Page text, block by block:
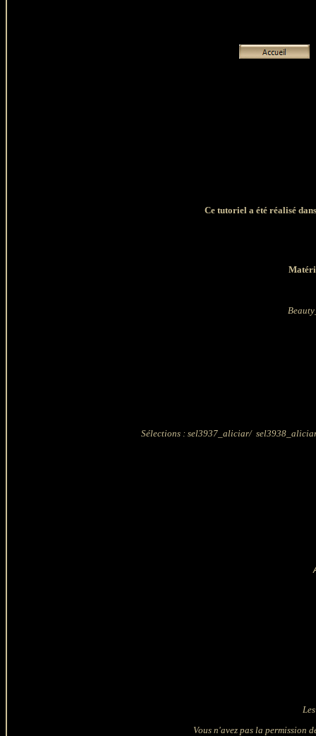
Ce tutoriel a été réalisé
Sélections : sel3937_aliciar/
Vous n'avez pas la permission